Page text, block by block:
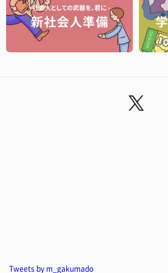
Tweets by m_gakumado